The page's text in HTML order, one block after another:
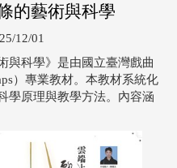
的藝術與科學
12/01
與科學》是由國立臺灣戲曲
）專業教材。本教材系統化
學原理與教學方法。內容涵